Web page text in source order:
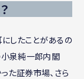
したことがあるの
小泉純一郎内閣
た証券市場、さら